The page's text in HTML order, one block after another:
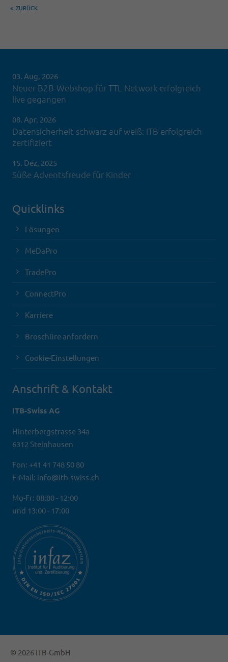
ZURÜCK
03. Aug, 2026
Neuer B2B-Webshop für TTL Network erfolgreich
live gegangen
08. Apr, 2026
Datensicherheit schwarz auf weiß: ITB erfolgreich
zertifiziert
15. Dez, 2025
Süße Adventsfreude für Kinder
Quicklinks
Lösungen
MeDaPro
TradePro
ConnectPro
Karriere
Broschüre anfordern
Cookie-Einstellungen
Anschrift & Kontakt
ITB-Swiss AG
Hinterbergstrasse 34a
6312 Steinhausen
Fon: +41 41 748 50 80
E-Mail: info@itb-swiss.ch
Mo-Fr: 08:00 - 12:00
und 13:00 - 17:00
© 2026 ITB-GmbH